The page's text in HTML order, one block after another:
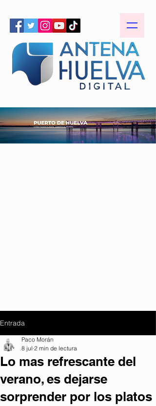
Entrada
Lo mas refrescante del
verano, es dejarse
sorprender por los platos
Paco Morán
8 jul 2 min de lectura